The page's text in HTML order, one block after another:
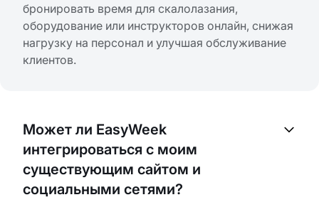
бронировать время для скалолазания,
оборудование или инструкторов онлайн, снижая
нагрузку на персонал и улучшая обслуживание
клиентов.
Может ли EasyWeek
интегрироваться с моим
существующим сайтом и
социальными сетями?